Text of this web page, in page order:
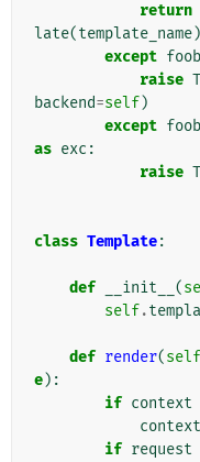
return
late(template_name
except
raise
backend=self)
except
as exc :
raise
class Template:
def __init__ (
self.
def render(self
e):
if context
context
if request